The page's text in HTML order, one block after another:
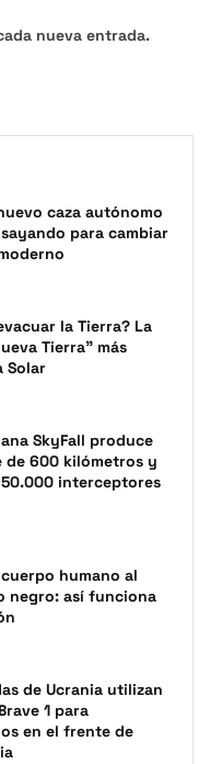
nueva entrada.
caza autónomo
para cambiar
la Tierra? La
Tierra” más
Solar
SkyFall produce
de 600 kilómetros y
interceptores
humano al
negro: así funciona
de Ucrania utilizan
1 para
en el frente de